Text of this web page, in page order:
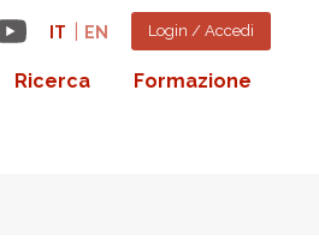
IT EN Login / Accedi
Ricerca Formazione